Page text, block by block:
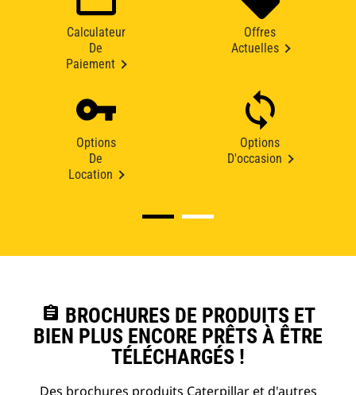
Calculateur
De
Paiement
Offres
Actuelles
Options
De
Location
Options
D'occasion
assignment BROCHURES DE PRODUITS ET
BIEN PLUS ENCORE PRÊTS À ÊTRE
TÉLÉCHARGÉS !
Des brochures produits Caterpillar et d'autres